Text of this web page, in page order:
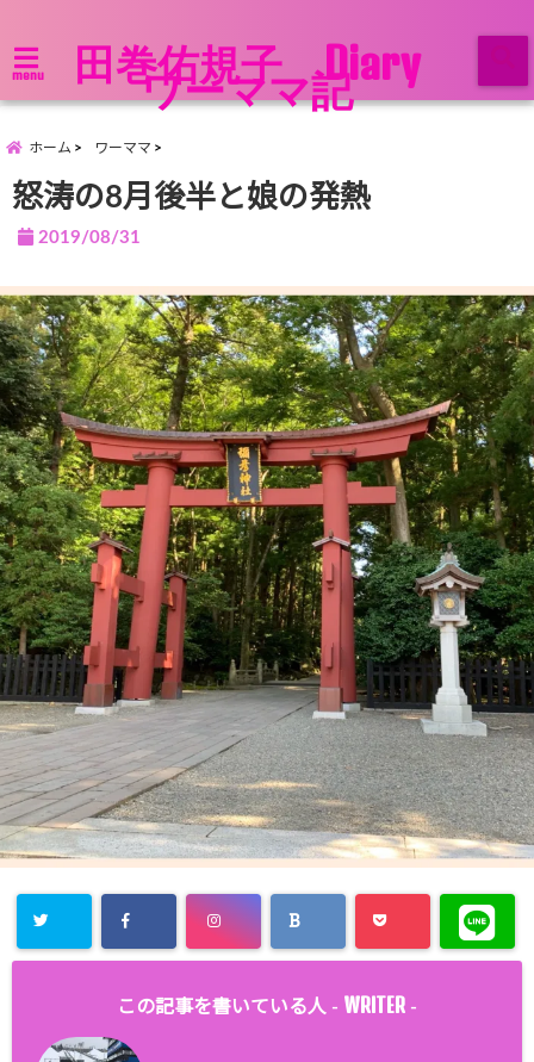
menu 田巻佑規子 Diary
ワーママ記
ホーム ワーママ
怒涛の8月後半と娘の発熱
2019/08/31
この記事を書いている人 - WRITER -